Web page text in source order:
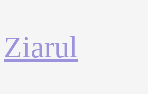
la
conținut
Ziarul